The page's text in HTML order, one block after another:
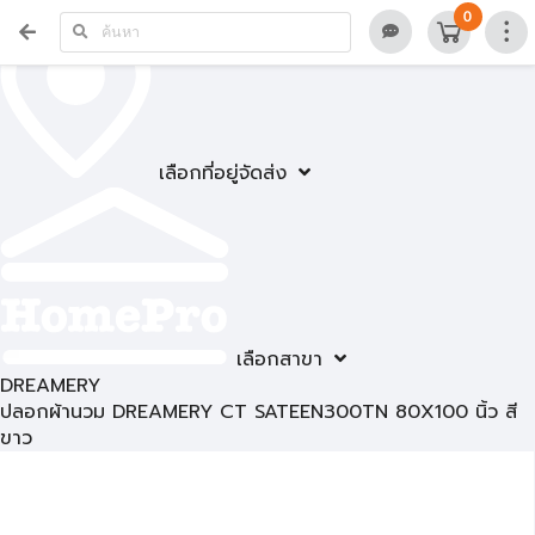
เลือกที่อยู่จัดส่ง
เลือกสาขา
0
DREAMERY
ปลอกผ้านวม DREAMERY CT SATEEN300TN 80X100 นิ้ว สี
ขาว